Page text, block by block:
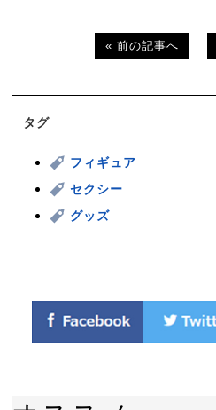
« 前の記事へ
タグ
フィギュア
セクシー
グッズ